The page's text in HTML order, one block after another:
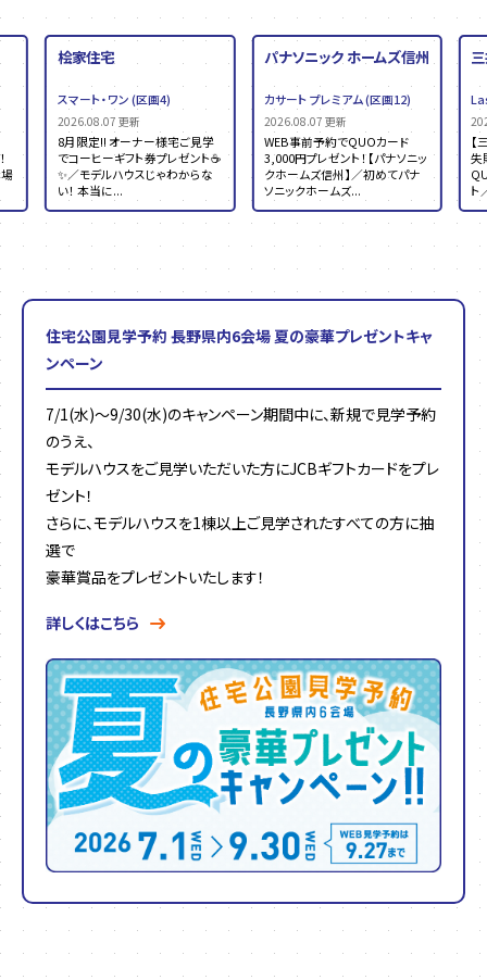
桧家住宅
スマート・ワン (区画4)
2026.08.07 更新
8月限定!! オーナー様宅ご見学
でコーヒーギフト券プレゼント☕
✨／モデルハウスじゃわからな
い！ 本当に...
パナソニック ホームズ信州
カサート プレミアム(区画12)
2026.08.07 更新
WEB事前予約でQUOカード
3,000円プレゼント！【パナソニッ
クホームズ信州】／初めてパナ
ソニックホームズ...
【
失
ト
住宅公園見学予約 長野県内6会場 夏の豪華プレゼントキャ
ンペーン
7/1(水)～9/30(水)のキャンペーン期間中に、新規で見学予約
のうえ、
モデルハウスをご見学いただいた方にJCBギフトカードをプレ
ゼント！
さらに、モデルハウスを1棟以上ご見学されたすべての方に抽
選で
豪華賞品をプレゼントいたします！
詳しくはこちら